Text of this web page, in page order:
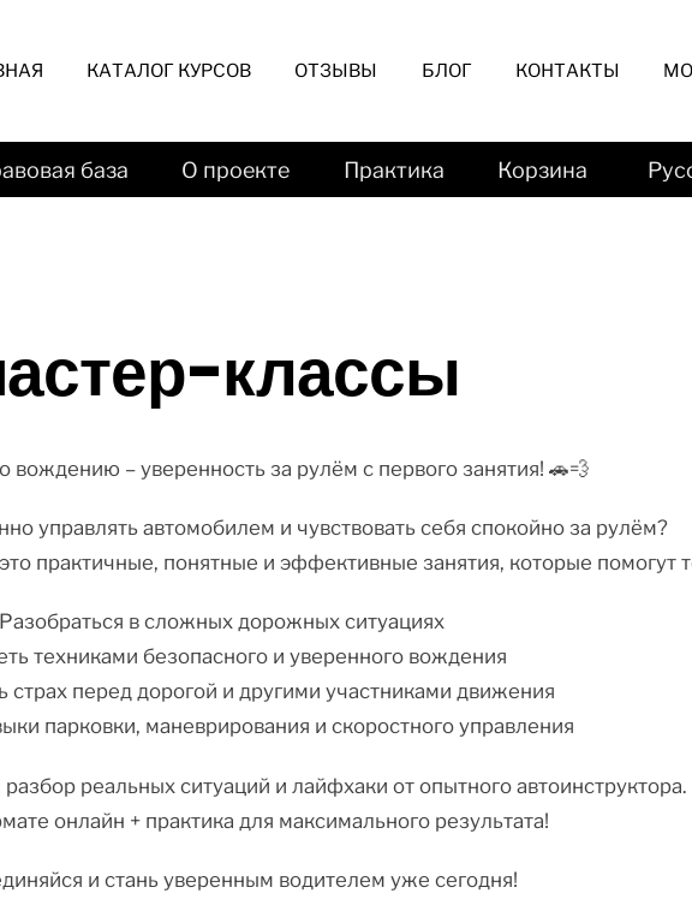
КАТАЛОГ КУРСОВ ОТЗЫВЫ БЛОГ КОНТАКТЫ
база О проекте Практика Корзина
классы
вождению – уверенность за рулём с первого занятия! 🚗💨
управлять автомобилем и чувствовать себя спокойно за рулём?
практичные, понятные и эффективные занятия, которые помогут
в сложных дорожных ситуациях
техниками безопасного и уверенного вождения
страх перед дорогой и другими участниками движения
парковки, маневрирования и скоростного управления
реальных ситуаций и лайфхаки от опытного
онлайн + практика для максимального результата!
и стань уверенным водителем уже сегодня!